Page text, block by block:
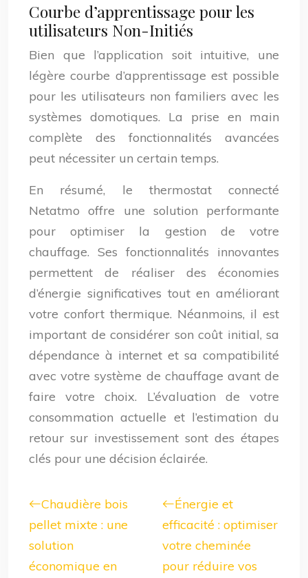
Courbe d’apprentissage pour les
utilisateurs Non-Initiés
Bien que l’application soit intuitive, une
légère courbe d’apprentissage est possible
pour les utilisateurs non familiers avec les
systèmes domotiques. La prise en main
complète des fonctionnalités avancées
peut nécessiter un certain temps.
En résumé, le thermostat connecté
Netatmo offre une solution performante
pour optimiser la gestion de votre
chauffage. Ses fonctionnalités innovantes
permettent de réaliser des économies
d’énergie significatives tout en améliorant
votre confort thermique. Néanmoins, il est
important de considérer son coût initial, sa
dépendance à internet et sa compatibilité
avec votre système de chauffage avant de
faire votre choix. L’évaluation de votre
consommation actuelle et l’estimation du
retour sur investissement sont des étapes
clés pour une décision éclairée.
Chaudière bois
pellet mixte : une
solution
économique en
Énergie et
efficacité : optimiser
votre cheminée
pour réduire vos